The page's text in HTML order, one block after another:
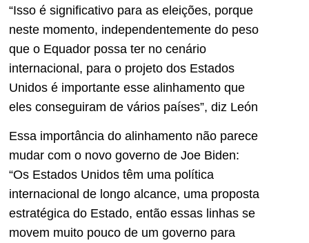
“Isso é significativo para as eleições, porque
neste momento, independentemente do peso
que o Equador possa ter no cenário
internacional, para o projeto dos Estados
Unidos é importante esse alinhamento que
eles conseguiram de vários países”, diz León
Essa importância do alinhamento não parece
mudar com o novo governo de Joe Biden:
“Os Estados Unidos têm uma política
internacional de longo alcance, uma proposta
estratégica do Estado, então essas linhas se
movem muito pouco de um governo para